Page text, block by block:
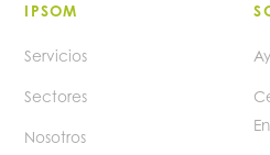
IPSOM
Servicios
Sectores
Nosotros